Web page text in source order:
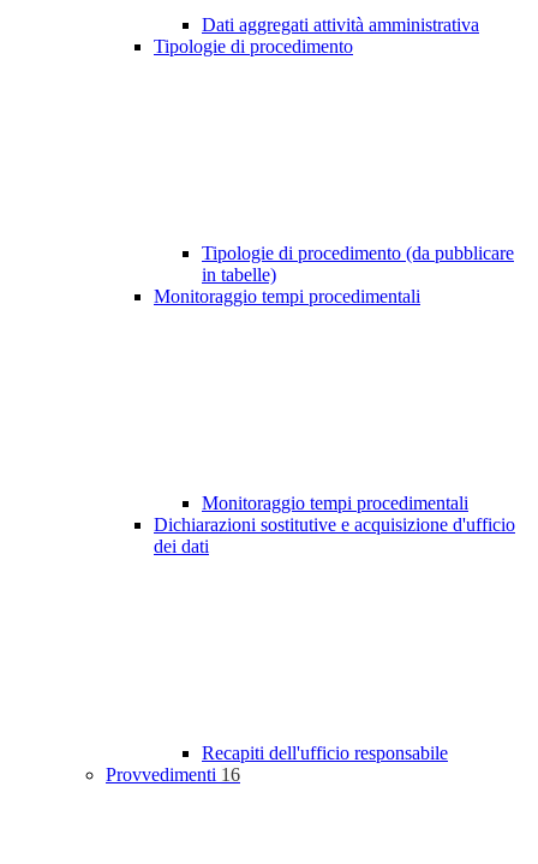
Dati aggregati attività amministrativa
Tipologie di procedimento
Tipologie di procedimento (da pubblicare
in tabelle)
Monitoraggio tempi procedimentali
Monitoraggio tempi procedimentali
Dichiarazioni sostitutive e acquisizione d'ufficio
dei dati
Recapiti dell'ufficio responsabile
Provvedimenti 16